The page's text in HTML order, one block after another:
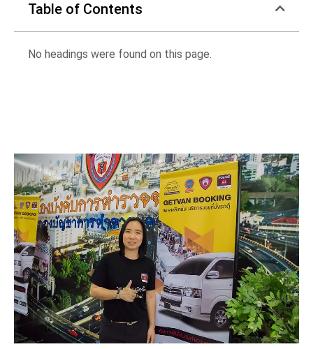
Table of Contents
No headings were found on this page.